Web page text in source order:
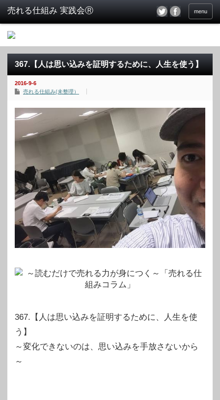
menu
367.【人は思い込みを証明するために、人生を使う】
2016-9-6
売れる仕組み(未整理）
367.【人は思い込みを証明するために、人生を使
う】
～変化できないのは、思い込みを手放さないから
～